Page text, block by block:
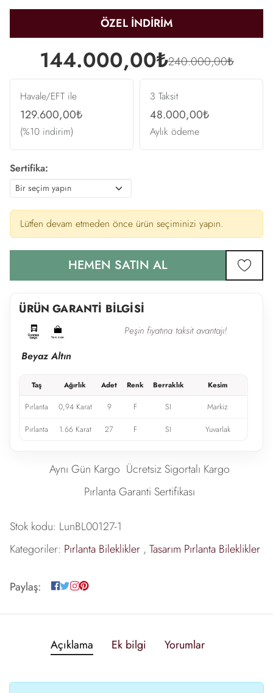
ÖZEL İNDİRİM
144.000,00₺240.000,00₺
Havale/EFT ile
129.600,00₺
(%10 indirim)
3 Taksit
48.000,00₺
Aylık ödeme
Sertifika:
Lütfen devam etmeden önce ürün seçiminizi yapın.
HEMEN SATIN AL
ÜRÜN GARANTİ BİLGİSİ
Peşin fiyatına taksit avantajı!
Beyaz Altın
Taş Ağırlık Adet Renk Berraklık Kesim
Pırlanta 0,94 Karat 9 F SI Markiz
Pırlanta 1.66 Karat 27 F SI Yuvarlak
Aynı Gün Kargo Ücretsiz Sigortalı Kargo
Pırlanta Garanti Sertifikası
Stok kodu: LunBL00127-1
Kategoriler: Pırlanta Bileklikler , Tasarım Pırlanta Bileklikler
Paylaş:
Açıklama Ek bilgi Yorumlar